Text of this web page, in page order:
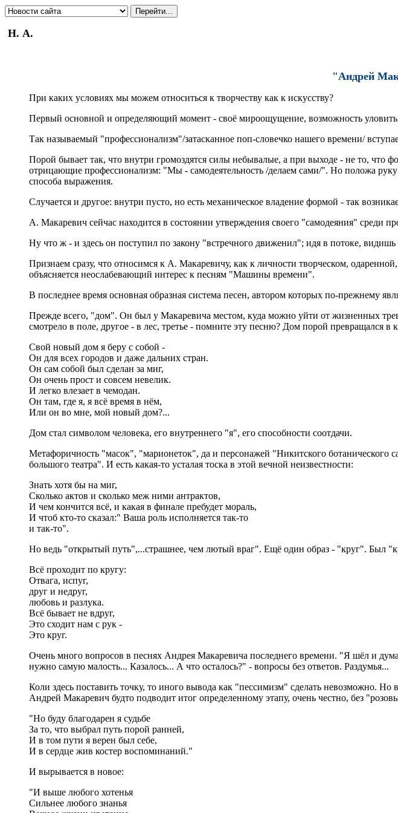
Н. А.
"Андрей
При каких условиях мы можем относиться к творчеству как к искусству?
Первый основной и определяющий момент - своё мироощущение, возможность
Так называемый "профессионализм"/затасканное поп-словечко нашего времени/
Порой бывает так, что внутри громоздятся силы небывалые, а при выходе - не то, что
отрицающие профессионализм: "Мы - самодеятельность /делаем сами/". Но положа
способа выражения.
Случается и другое: внутри пусто, но есть механическое владение формой - так
А. Макаревич сейчас находится в состоянии утверждения своего "самодеяния" среди
Ну что ж - и здесь он поступил по закону "встречного движенил"; идя в потоке,
Признаем сразу, что относимся к А. Макаревичу, как к личности творческом,
объясняется неослабевающий интерес к песням "Машины времени".
В последнее время основная образная система песен, автором которых по-прежнему
Прежде всего, "дом". Он был у Макаревича местом, куда можно уйти от жизненных
смотрело в поле, другое - в лес, третье - помните эту песню? Дом порой превращался
Свой новый дом я беру с собой -
Он для всех городов и даже дальних стран.
Он сам собой был сделан за миг,
Он очень прост и совсем невелик.
И легко влезает в чемодан.
Он там, где я, я всё время в нём,
Или он во мне, мой новый дом?...
Дом стал символом человека, его внутреннего "я", его способности соотдачи.
Метафоричность "масок", "марионеток", да и персонажей "Никитского
большого театра". И есть какая-то усталая тоска в этой вечной неизвестности:
Знать хотя бы на миг,
Сколько актов и сколько меж ними антрактов,
И чем кончится всё, и какая в финале пребудет мораль,
И чтоб кто-то сказал:" Ваша роль исполняется так-то
и так-то".
Но ведь "открытый путь",...страшнее, чем лютый враг". Ещё один образ - "круг". Был
Всё проходит по кругу:
Отвага, испуг,
друг и недруг,
любовь и разлука.
Всё бывает не вдруг,
Это сходит нам с рук -
Это круг.
Очень много вопросов в песнях Андрея Макаревича последнего времени. "Я шёл и
нужно самую малость... Казалось... А что осталось?" - вопросы без ответов. Раздумья...
Коли здесь поставить точку, то иного вывода как "пессимизм" сделать невозможно.
Андрей Макаревич будто подводит итог определенному этапу, очень честно, без
"Но буду благодарен я судьбе
За то, что выбрал путь порой ранней,
И в том пути я верен был себе,
И в сердце жив костер воспоминаний."
И вырывается в новое:
"И выше любого хотенья
Сильнее любого знанья